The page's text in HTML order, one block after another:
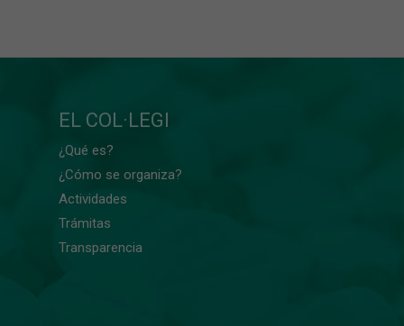
EL COL·LEGI
¿Qué es?
¿Cómo se organiza?
Actividades
Trámitas
Transparencia